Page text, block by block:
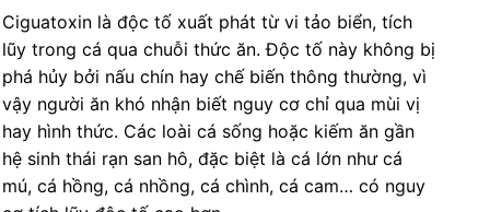
Ciguatoxin là độc tố xuất phát từ vi tảo biển, tích
lũy trong cá qua chuỗi thức ăn. Độc tố này không bị
phá hủy bởi nấu chín hay chế biến thông thường, vì
vậy người ăn khó nhận biết nguy cơ chỉ qua mùi vị
hay hình thức. Các loài cá sống hoặc kiếm ăn gần
hệ sinh thái rạn san hô, đặc biệt là cá lớn như cá
mú, cá hồng, cá nhồng, cá chình, cá cam… có nguy